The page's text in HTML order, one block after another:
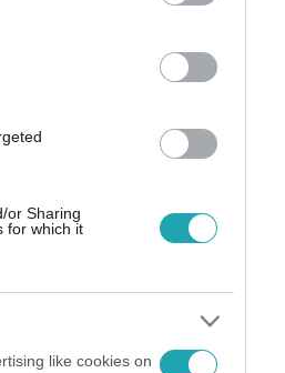
or Sharing
for which it
like cookies on